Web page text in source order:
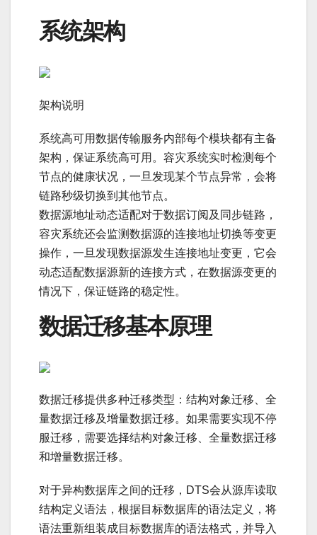
系统架构
架构说明
系统高可用数据传输服务内部每个模块都有主备
架构，保证系统高可用。容灾系统实时检测每个
节点的健康状况，一旦发现某个节点异常，会将
链路秒级切换到其他节点。
数据源地址动态适配对于数据订阅及同步链路，
容灾系统还会监测数据源的连接地址切换等变更
操作，一旦发现数据源发生连接地址变更，它会
动态适配数据源新的连接方式，在数据源变更的
情况下，保证链路的稳定性。
数据迁移基本原理
数据迁移提供多种迁移类型：结构对象迁移、全
量数据迁移及增量数据迁移。如果需要实现不停
服迁移，需要选择结构对象迁移、全量数据迁移
和增量数据迁移。
对于异构数据库之间的迁移，DTS会从源库读取
结构定义语法，根据目标数据库的语法定义，将
语法重新组装成目标数据库的语法格式，并导入